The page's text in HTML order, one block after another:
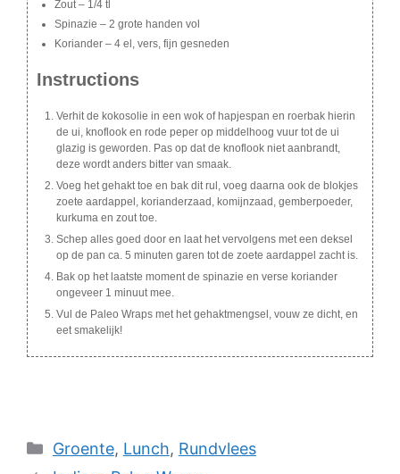
Zout – 1/4 tl
Spinazie – 2 grote handen vol
Koriander – 4 el, vers, fijn gesneden
Instructions
Verhit de kokosolie in een wok of hapjespan en roerbak hierin
de ui, knoflook en rode peper op middelhoog vuur tot de ui
glazig is geworden. Pas op dat de knoflook niet aanbrandt,
deze wordt anders bitter van smaak.
Voeg het gehakt toe en bak dit rul, voeg daarna ook de blokjes
zoete aardappel, korianderzaad, komijnzaad, gemberpoeder,
kurkuma en zout toe.
Schep alles goed door en laat het vervolgens met een deksel
op de pan ca. 5 minuten garen tot de zoete aardappel zacht is.
Bak op het laatste moment de spinazie en verse koriander
ongeveer 1 minuut mee.
Vul de Paleo Wraps met het gehaktmengsel, vouw ze dicht, en
eet smakelijk!
Categories
Groente, Lunch, Rundvlees